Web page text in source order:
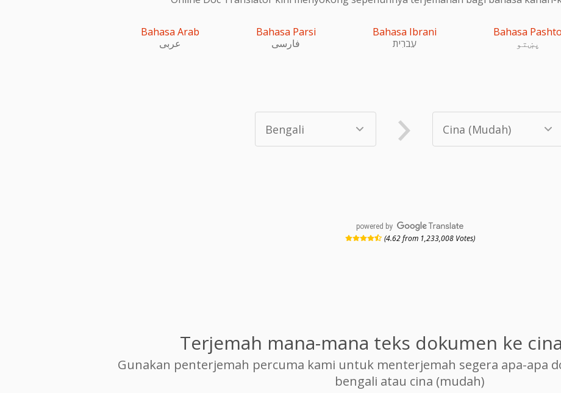
Bahasa Arab
عربى
Bahasa Parsi
فارسی
Bahasa Ibrani
עִברִית
Bahasa Pashto
پښتو
powered by
(4.62 from 1,233,008 Votes)
Terjemah mana-mana teks dokumen ke
Gunakan penterjemah percuma kami untuk menterjemah segera apa-apa
bengali atau cina (mudah)